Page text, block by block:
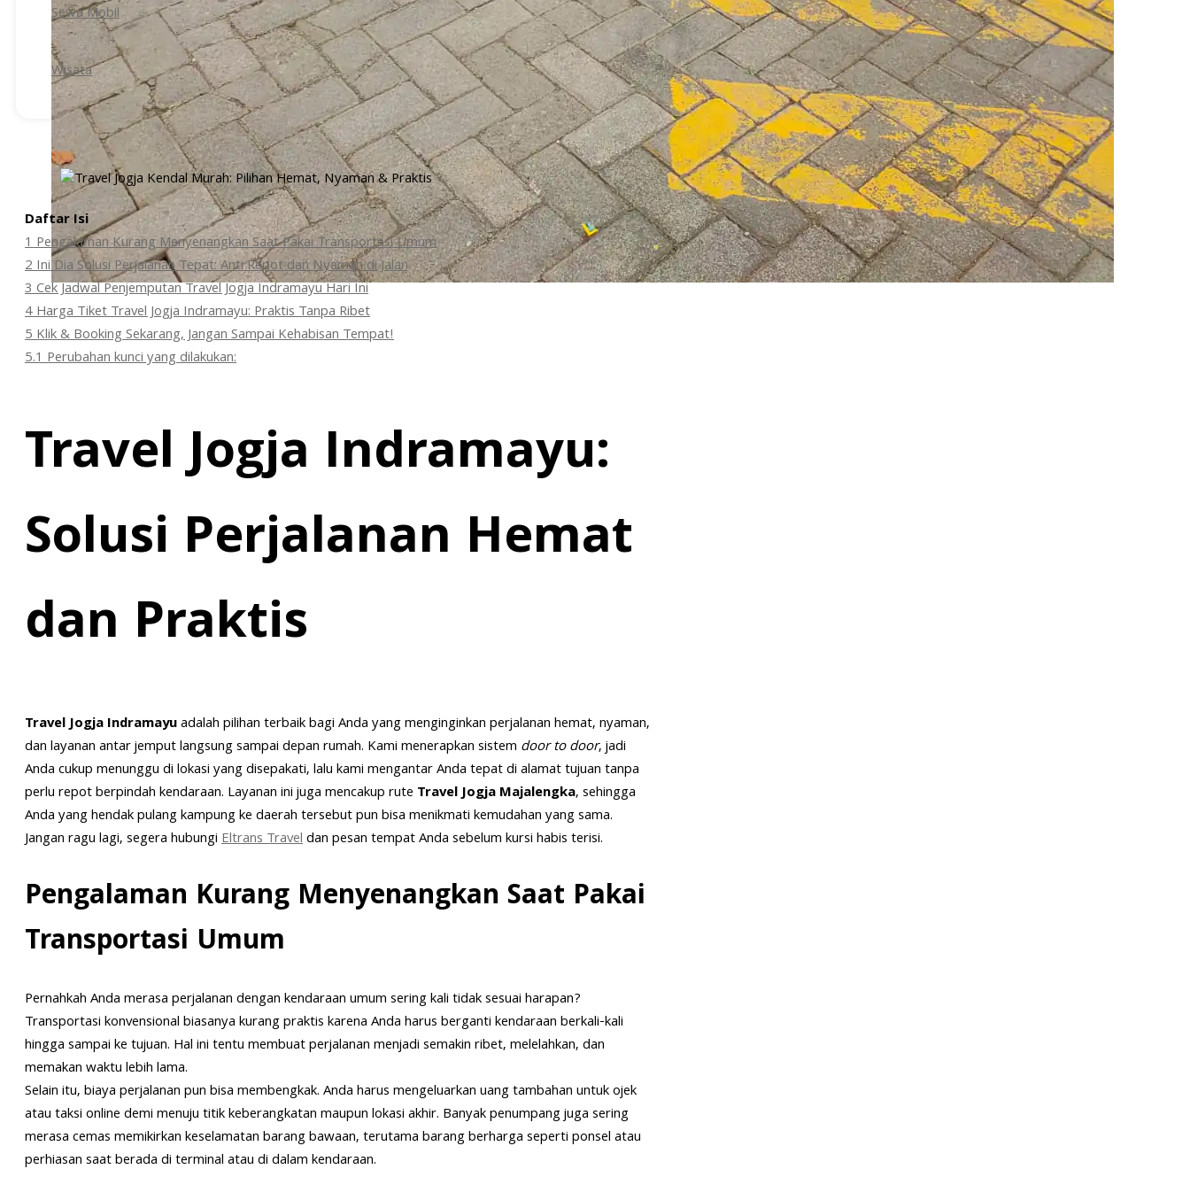
Sewa Mobil
Wisata
Daftar Isi
1Pengalaman Kurang Menyenangkan Saat Pakai Transportasi Umum
2Ini Dia Solusi Perjalanan Tepat: Anti Repot dan Nyaman di Jalan
3Cek Jadwal Penjemputan Travel Jogja Indramayu Hari Ini
4Harga Tiket Travel Jogja Indramayu: Praktis Tanpa Ribet
5Klik & Booking Sekarang, Jangan Sampai Kehabisan Tempat!
5.1Perubahan kunci yang dilakukan:
Travel Jogja Indramayu:
Solusi Perjalanan Hemat
dan Praktis
Travel Jogja Indramayuadalah pilihan terbaik bagi Anda yang menginginkan perjalanan hemat, nyaman,
dan layanan antar jemput langsung sampai depan rumah. Kami menerapkan sistem door to door, jadi
Anda cukup menunggu di lokasi yang disepakati, lalu kami mengantar Anda tepat di alamat tujuan tanpa
perlu repot berpindah kendaraan. Layanan ini juga mencakup rute Travel Jogja Majalengka, sehingga
Anda yang hendak pulang kampung ke daerah tersebut pun bisa menikmati kemudahan yang sama.
Jangan ragu lagi, segera hubungiEltrans Traveldan pesan tempat Anda sebelum kursi habis terisi.
Pengalaman Kurang Menyenangkan Saat Pakai
Transportasi Umum
Pernahkah Anda merasa perjalanan dengan kendaraan umum sering kali tidak sesuai harapan?
Transportasi konvensional biasanya kurang praktis karena Anda harus berganti kendaraan berkali-kali
hingga sampai ke tujuan. Hal ini tentu membuat perjalanan menjadi semakin ribet, melelahkan, dan
memakan waktu lebih lama.
Selain itu, biaya perjalanan pun bisa membengkak. Anda harus mengeluarkan uang tambahan untuk ojek
atau taksi online demi menuju titik keberangkatan maupun lokasi akhir. Banyak penumpang juga sering
merasa cemas memikirkan keselamatan barang bawaan, terutama barang berharga seperti ponsel atau
perhiasan saat berada di terminal atau di dalam kendaraan.